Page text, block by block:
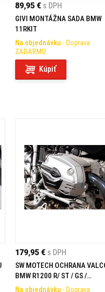
89,95 € s DPH
GIVI MONTÁŽNA SADA BMW
11RKIT
Na objednávku - Doprava
ZADARMO
Kúpiť
179,95 € s DPH
SW MOTECH OCHRANA
BMW R1200 R/ ST / GS /
ADVENTURE
Na objednávku - Doprava